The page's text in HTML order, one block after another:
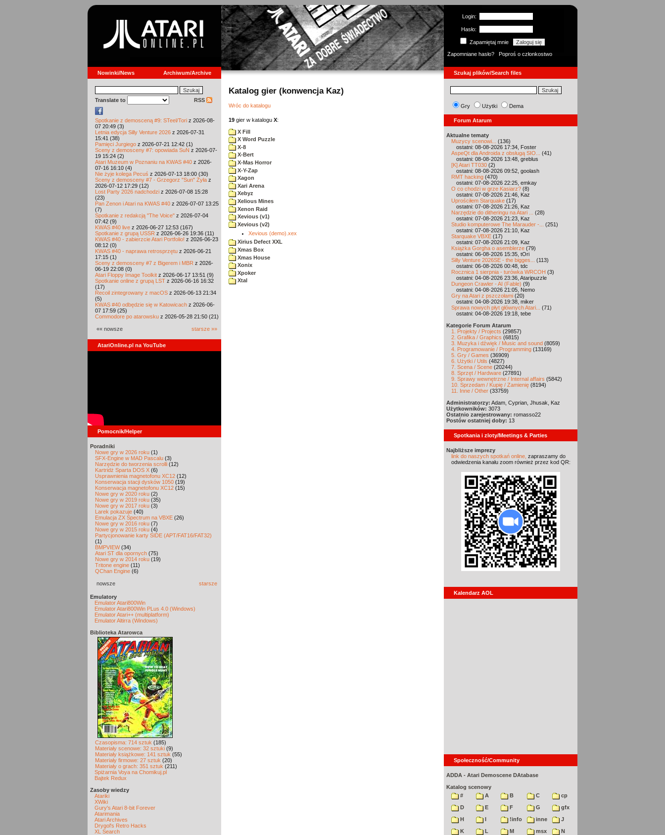
Login:
Hasło:
Zapamiętaj mnie
Zapomniane hasło?
Poproś o członkostwo
Nowinki/News Archiwum/Archive Szukaj plików/Search files
Translate to RSS
Spotkanie z demosceną #9: STeel/Tori z 2026-08-
07 20:49 (3)
Letnia edycja Silly Venture 2026 z 2026-07-31
15:41 (38)
Pamięci Jurgiego z 2026-07-21 12:42 (1)
Sceny z demosceny #7: opowiada SuN z 2026-07-
19 15:24 (2)
Atari Muzeum w Poznaniu na KWAS #40 z 2026-
07-16 16:10 (4)
Nie żyje kolega Pecuś z 2026-07-13 18:00 (30)
Sceny z demosceny #7 - Grzegorz "Sun" Żyła z
2026-07-12 17:29 (12)
Lost Party 2026 nadchodzi z 2026-07-08 15:28
(23)
Pan Zenon i Atari na KWAS #40 z 2026-07-07 13:25
(7)
Spotkanie z redakcją "The Voice" z 2026-07-04
07:42 (9)
KWAS #40 live z 2026-06-27 12:53 (167)
Spotkanie z grupą USSR z 2026-06-26 19:36 (11)
KWAS #40 - zabierzcie Atari Portfolio! z 2026-06-23
08:12 (0)
KWAS #40 - naprawa retrosprzętu z 2026-06-21
17:15 (1)
Sceny z demosceny #7 z Bigerem i MBR z 2026-
06-19 22:08 (0)
Atari Floppy Image Toolkit z 2026-06-17 13:51 (9)
Spotkanie online z grupą LST z 2026-06-16 16:32
(17)
Recoil zintegrowany z macOS z 2026-06-13 21:34
(5)
KWAS #40 odbędzie się w Katowicach z 2026-06-
07 17:59 (25)
Commodore po atarowsku z 2026-05-28 21:50 (21)
«« nowsze starsze »»
AtariOnline.pl na YouTube
Pomocnik/Helper
Poradniki
Nowe gry w 2026 roku (1)
SFX-Engine w MAD Pascalu (3)
Narzędzie do tworzenia scrolli (12)
Kartridż Sparta DOS X (6)
Usprawnienia magnetofonu XC12 (12)
Konserwacja stacji dysków 1050 (19)
Konserwacja magnetofonu XC12 (15)
Nowe gry w 2020 roku (2)
Nowe gry w 2019 roku (35)
Nowe gry w 2017 roku (3)
Larek pokazuje (40)
Emulacja ZX Spectrum na VBXE (26)
Nowe gry w 2016 roku (7)
Nowe gry w 2015 roku (4)
Partycjonowanie karty SIDE (APT/FAT16/FAT32)
(1)
BMPVIEW(34)
Atari ST dla opornych (75)
Nowe gry w 2014 roku (19)
Tritone engine (11)
QChan Engine (6)
nowsze starsze
Emulatory
Emulator Atari800Win
Emulator Atari800Win PLus 4.0 (Windows)
Emulator Atari++ (multiplatform)
Emulator Altirra (Windows)
Biblioteka Atarowca
Czasopisma: 714 sztuk (185)
Materiały scenowe: 32 sztuki (9)
Materiały książkowe: 141 sztuk (55)
Materiały firmowe: 27 sztuk (20)
Materiały o grach: 351 sztuk (211)
Spiżarnia Voya na Chomikuj.pl
Bajtek Redux
Zasoby wiedzy
Atariki
XWiki
Gury's Atari 8-bit Forever
Atarimania
Atari Archives
Drygol's Retro Hacks
XL Search
Katalog gier (konwencja Kaz)
Wróc do katalogu
19 gier w katalogu X:
X Fill
X Word Puzzle
X-8
X-Bert
X-Mas Horror
X-Y-Zap
Xagon
Xari Arena
Xebyz
Xelious Mines
Xenon Raid
Xevious (v1)
Xevious (v2)
Xevious (demo).xex
Xirius Defect XXL
Xmas Box
Xmas House
Xonix
Xpoker
Xtal
Gry Użytki Dema
Forum Atarum
Aktualne tematy
Muzycy scenowi...
(136)
ostatni: 08-08-2026 17:34, Foster
AspeQt dla Androida z obsługą SIO...
(41)
ostatni: 08-08-2026 13:48, greblus
[K] Atari TT030 (2)
ostatni: 08-08-2026 09:52, goolash
RMT hacking (470)
ostatni: 07-08-2026 22:25, emkay
O co chodzi w grze Kasiarz? (8)
ostatni: 07-08-2026 21:46, Kaz
Uprościłem Starquake (17)
ostatni: 07-08-2026 21:26, Kaz
Narzędzie do ditheringu na Atari ...
(28)
ostatni: 07-08-2026 21:23, Kaz
Studio komputerowe The Marauder -...
(251)
ostatni: 07-08-2026 21:10, Kaz
Starquake VBXE (17)
ostatni: 07-08-2026 21:09, Kaz
Książka Gorgha o asemblerze (79)
ostatni: 06-08-2026 15:35, tOri
Silly Venture 2026SE - the bigges...
(113)
ostatni: 06-08-2026 00:48, tdc
Rocznica 1 sierpnia - turówka WRCOH (3)
ostatni: 04-08-2026 23:36, Ataripuzzle
Dungeon Crawler - AI (Fable) (9)
ostatni: 04-08-2026 21:05, Nemo
Gry na Atari z pszczołami (20)
ostatni: 04-08-2026 19:38, miker
Sprawa nowych płyt głównych Atari...
(71)
ostatni: 04-08-2026 19:18, tebe
Kategorie Forum Atarum
1. Projekty / Projects (29857)
2. Grafika / Graphics (6815)
3. Muzyka i dźwięk / Music and sound (8059)
4. Programowanie / Programming (13169)
5. Gry / Games (36909)
6. Użytki / Utils (4827)
7. Scena / Scene (20244)
8. Sprzęt / Hardware (27891)
9. Sprawy wewnętrzne / Internal affairs (5842)
10. Sprzedam / Kupię / Zamienię (8194)
11. Inne / Other (33759)
Administratorzy: Adam, Cyprian, Jhusak, Kaz
Użytkowników: 3073
Ostatnio zarejestrowany: romasso22
Postów ostatniej doby: 13
Spotkania i zloty/Meetings & Parties
Najbliższe imprezy
link do naszych spotkań online, zapraszamy do
odwiedzenia kanału zoom również przez kod QR:
Kalendarz AOL
Społeczność/Community
ADDA - Atari Demoscene DAtabase
Katalog scenowy
#
A B C
cp
D
E F G
gfx
H
I !info inne
J
K
L M msx
N